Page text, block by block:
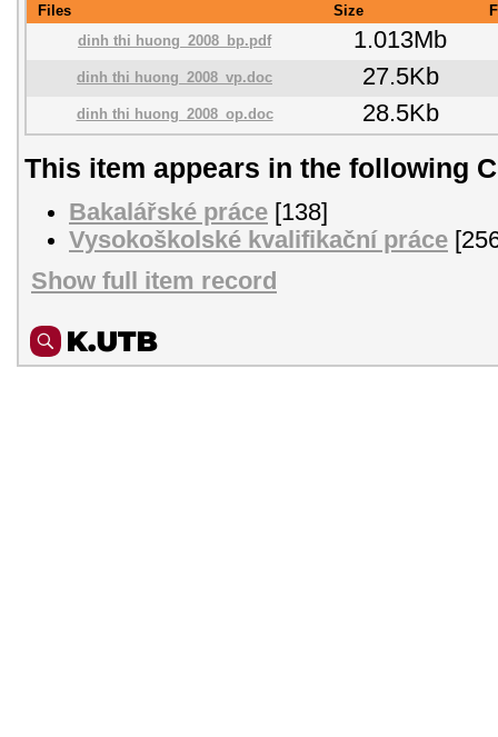
Files Size
dinh thi huong_2008_bp.pdf
1.013Mb
dinh thi huong_2008_vp.doc 27.5Kb
dinh thi huong_2008_op.doc 28.5Kb
This item appears in the following
Bakalářské práce [138]
Vysokoškolské kvalifikační práce
Show full item record